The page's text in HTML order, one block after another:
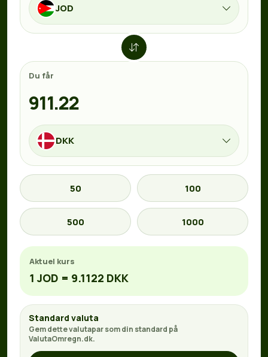
JOD
Du får
DKK
50 100
500 1000
Aktuel kurs
1 JOD = 9.1122 DKK
Standard valuta
Gem dette valutapar som din standard på
ValutaOmregn.dk.